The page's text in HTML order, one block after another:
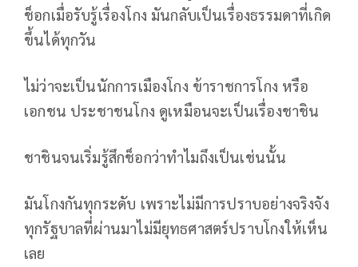
ช็อกเมื่อรับรู้เรื่องโกง มันกลับเป็นเรื่องธรรมดาที่เกิด
ขึ้นได้ทุกวัน
ไม่ว่าจะเป็นนักการเมืองโกง ข้าราชการโกง หรือ
เอกชน ประชาชนโกง ดูเหมือนจะเป็นเรื่องชาชิน
ชาชินจนเริ่มรู้สึกช็อกว่าทำไมถึงเป็นเช่นนั้น
มันโกงกันทุกระดับ เพราะไม่มีการปราบอย่างจริงจัง
ทุกรัฐบาลที่ผ่านมาไม่มียุทธศาสตร์ปราบโกงให้เห็น
เลย